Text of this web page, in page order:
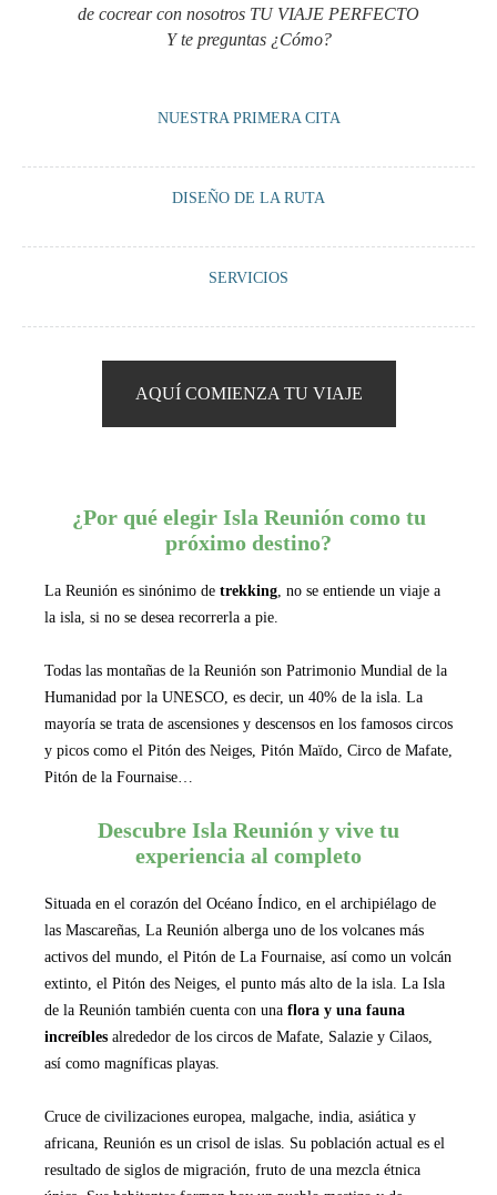
de cocrear con nosotros TU VIAJE PERFECTO
Y te preguntas ¿Cómo?
NUESTRA PRIMERA CITA
un café virtual y orientarte sobre lo que podemos ofrecerte según tus
DISEÑO DE LA RUTA
alojamientos, vehículo, guía, visitas, actividades, encuentros…
SERVICIOS
harán que tu experiencia sea única y memorable.
AQUÍ COMIENZA TU VIAJE
¿Por qué elegir Isla Reunión como tu
próximo destino?
La Reunión es sinónimo de trekking , no se entiende un viaje a
la isla, si no se desea recorrerla a pie.
Todas las montañas de la Reunión son Patrimonio Mundial de la
Humanidad por la UNESCO, es decir, un 40% de la isla. La
mayoría se trata de ascensiones y descensos en los famosos circos
y picos como el Pitón des Neiges, Pitón Maïdo, Circo de Mafate,
Pitón de la Fournaise…
Descubre Isla Reunión y vive tu
experiencia al completo
Situada en el corazón del Océano Índico, en el archipiélago de
las Mascareñas, La Reunión alberga uno de los volcanes más
activos del mundo, el Pitón de La Fournaise, así como un volcán
extinto, el Pitón des Neiges, el punto más alto de la isla. La Isla
de la Reunión también cuenta con una flora y una fauna
increíbles alrededor de los circos de Mafate, Salazie y Cilaos,
así como magníficas playas.
Cruce de civilizaciones europea, malgache, india, asiática y
africana, Reunión es un crisol de islas. Su población actual es el
resultado de siglos de migración, fruto de una mezcla étnica